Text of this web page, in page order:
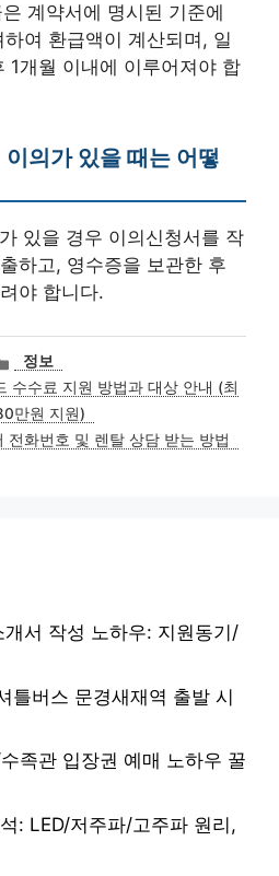
계약서에 명시된 기준에
여 환급액이 계산되며, 일
1개월 이내에 이루어져야 합
의가 있을 때는 어떻
있을 경우 이의신청서를 작
하고, 영수증을 보관한 후
야 합니다.
카
테
고
리
정보
수수료 지원 방법과 대상 안내 (최
만원 지원)
전화번호 및 렌탈 상담 받는 방법
서 작성 노하우: 지원동기/
틀버스 문경새재역 출발 시
족관 입장권 예매 노하우 꿀
: LED/저주파/고주파 원리,